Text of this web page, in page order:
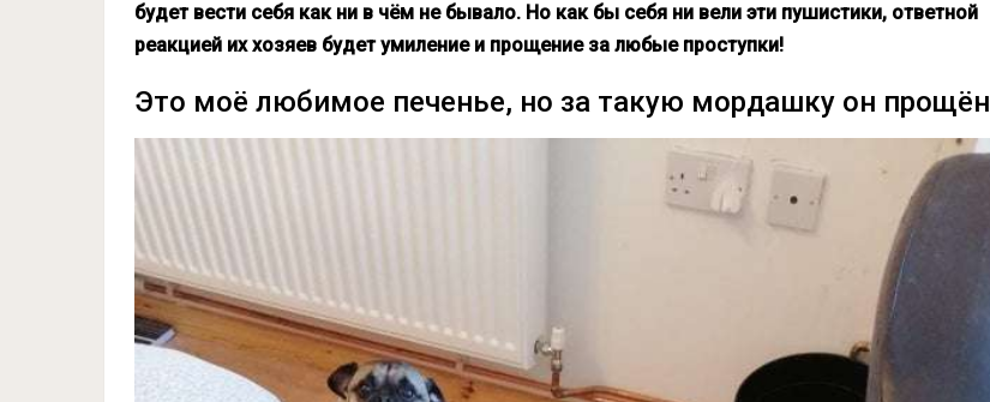
будет вести себя как ни в чём не бывало. Но как бы себя ни вели эти пушистики, ответной
реакцией их хозяев будет умиление и прощение за любые проступки!
Это моё любимое печенье, но за такую мордашку он прощён